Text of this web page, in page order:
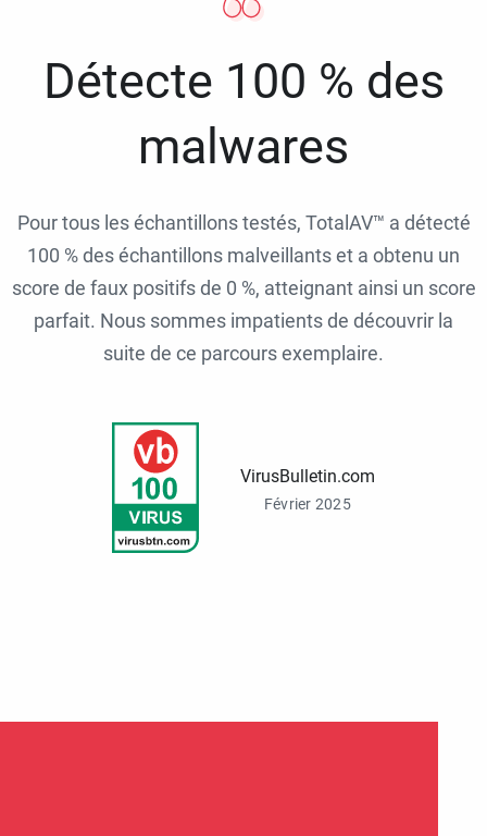
Détecte 100 % des
malwares
Pour tous les échantillons testés, TotalAV™ a détecté
100 % des échantillons malveillants et a obtenu un
score de faux positifs de 0 %, atteignant ainsi un score
parfait. Nous sommes impatients de découvrir la
suite de ce parcours exemplaire.
VirusBulletin.com
Février 2025